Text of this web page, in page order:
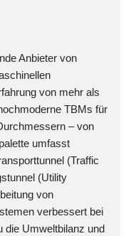
Anbieter von
von mehr als
TBMs für
– von
umfasst
(Traffic
(Utility
von
verbessert bei
die Umweltbilanz und